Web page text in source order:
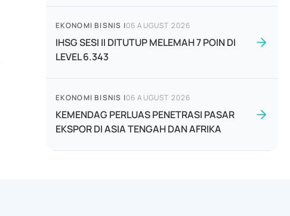
EKONOMI BISNIS |06 AUGUST 2026
IHSG SESI II DITUTUP MELEMAH 7 POIN DI
LEVEL 6.343
EKONOMI BISNIS |06 AUGUST 2026
KEMENDAG PERLUAS PENETRASI PASAR
EKSPOR DI ASIA TENGAH DAN AFRIKA